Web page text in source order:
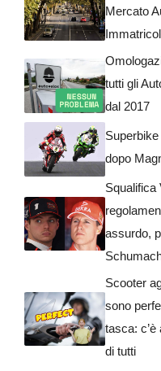
Mercato
tutti gli
dal 2017
dopo
Squalifica
assurdo,
Scooter
sono
tasca:
di tutti